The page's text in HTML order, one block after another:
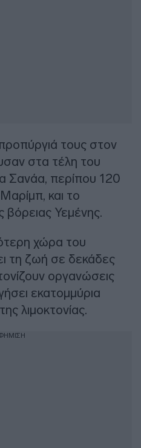
τους στον
στα τέλη του
Σανάα, περίπου 120
και το
βόρειας Υεμένης.
χώρα του
τη ζωή σε δεκάδες
οργανώσεις
εκατομμύρια
λιμοκτονίας.